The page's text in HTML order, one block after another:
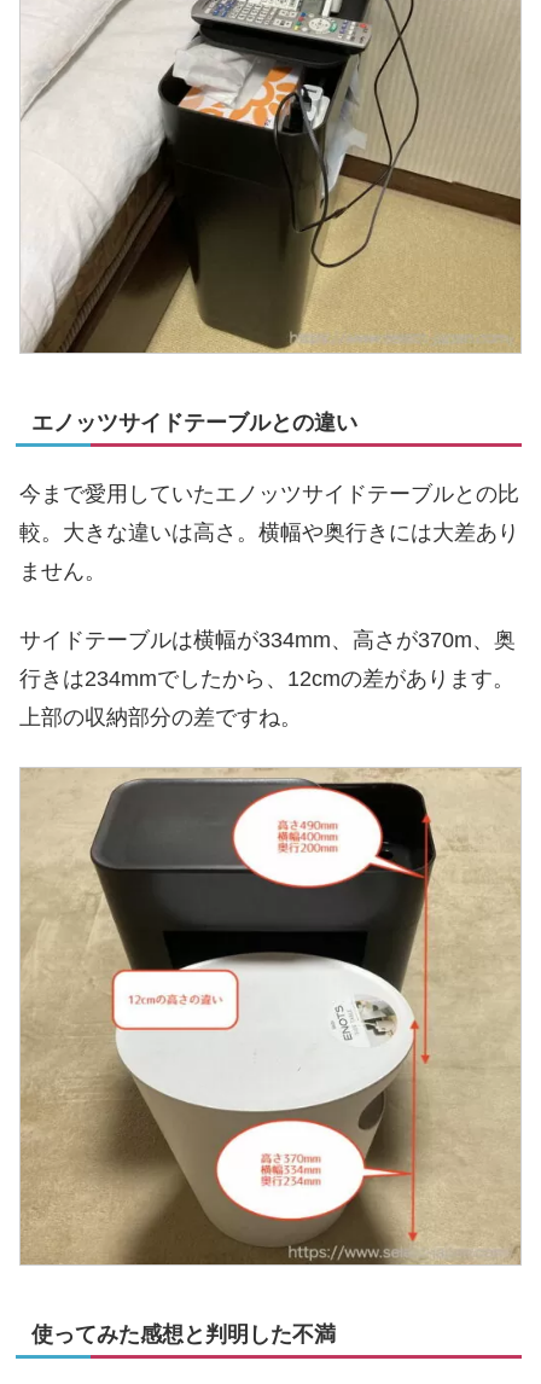
エノッツサイドテーブルとの違い
今まで愛用していたエノッツサイドテーブルとの比
較。大きな違いは高さ。横幅や奥行きには大差あり
ません。
サイドテーブルは横幅が334mm、高さが370m、奥
行きは234mmでしたから、12cmの差があります。
上部の収納部分の差ですね。
使ってみた感想と判明した不満